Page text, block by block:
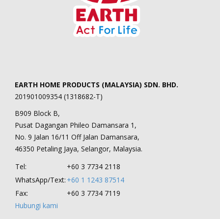
EARTH HOME PRODUCTS (MALAYSIA) SDN. BHD.
201901009354 (1318682-T)
B909 Block B,
Pusat Dagangan Phileo Damansara 1,
No. 9 Jalan 16/11 Off Jalan Damansara,
46350 Petaling Jaya, Selangor, Malaysia.
Tel:
+60 3 7734 2118
WhatsApp/Text: +60 1 1243 87514
Fax:
+60 3 7734 7119
Hubungi kami